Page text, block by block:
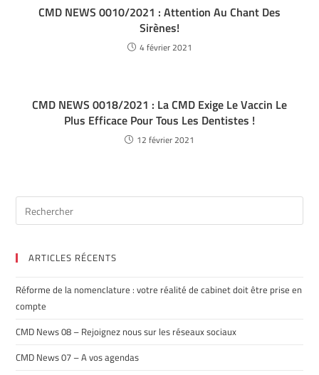
CMD NEWS 0010/2021 : Attention Au Chant Des
Sirènes!
4 février 2021
CMD NEWS 0018/2021 : La CMD Exige Le Vaccin Le
Plus Efficace Pour Tous Les Dentistes !
12 février 2021
ARTICLES RÉCENTS
Réforme de la nomenclature : votre réalité de cabinet doit être prise en
compte
CMD News 08 – Rejoignez nous sur les réseaux sociaux
CMD News 07 – A vos agendas